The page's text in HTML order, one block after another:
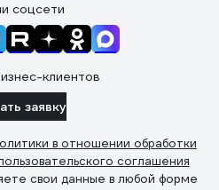
соцсети
клиентов
заявку
в отношении обработки
соглашения
свои данные в любой форме